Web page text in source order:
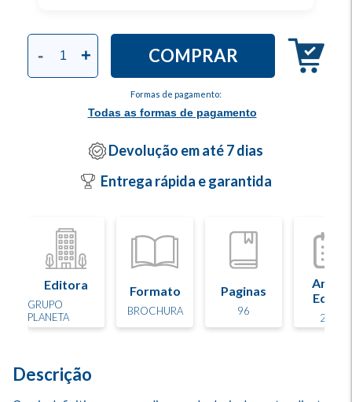
Formas de pagamento:
Todas as formas de pagamento
- + COMPRAR
Devolução em até 7 dias
Entrega rápida e garantida
Editora
GRUPO
PLANETA
Formato
BROCHURA
Paginas
96
Ano de
Edição
2026
Descrição